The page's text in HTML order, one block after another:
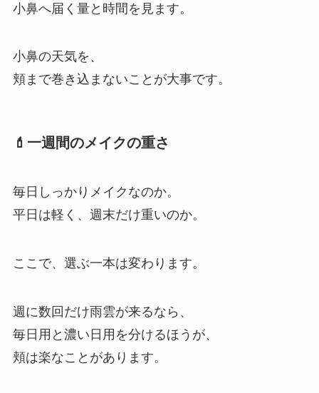
小鼻へ届く量と時間を見ます。
小鼻の天気を、
頬まで巻き込まないことが大事です。
💄一週間のメイクの重さ
毎日しっかりメイクなのか。
平日は軽く、週末だけ重いのか。
ここで、選ぶ一本は変わります。
週に数回だけ雨雲が来るなら、
毎日用と濃い日用を分けるほうが、
頬は楽なことがあります。